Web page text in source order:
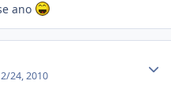
ano
24, 2010